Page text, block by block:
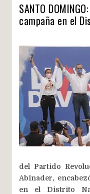
SANTO
campaña en el
del Partido
Abinader,
en el Distrito